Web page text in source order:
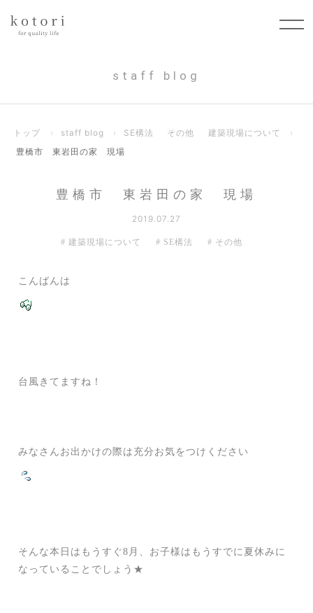
staff blog
トップ › staff blog › SE構法 その他 建築現場について
›
豊橋市 東岩田の家 現場
豊橋市 東岩田の家 現場
2019.07.27
建築現場について SE構法 その他
こんばんは
台風きてますね！
みなさんお出かけの際は充分お気をつけください
そんな本日はもうすぐ8月、お子様はもうすでに夏休みに
なっていることでしょう★